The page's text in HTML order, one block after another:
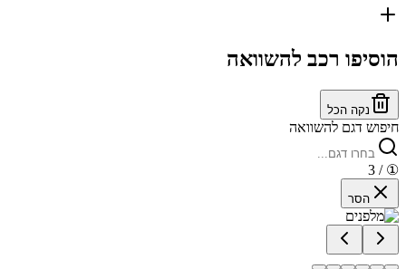
הוסיפו רכב להשוואה
נקה הכל
חיפוש דגם להשוואה
①
/ 3
הסר